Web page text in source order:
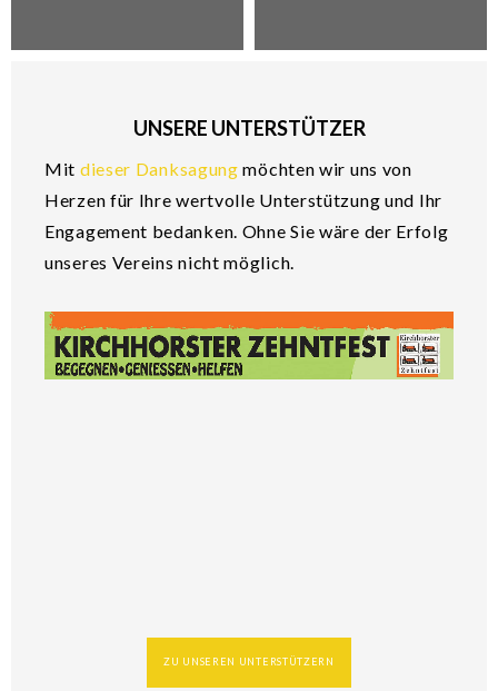
UNSERE UNTERSTÜTZER
Mit dieser Danksagung möchten wir uns von
Herzen für Ihre wertvolle Unterstützung und Ihr
Engagement bedanken. Ohne Sie wäre der Erfolg
unseres Vereins nicht möglich.
ZU UNSEREN UNTERSTÜTZERN